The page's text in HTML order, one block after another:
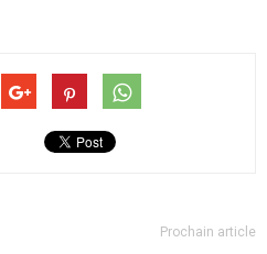
Prochain article